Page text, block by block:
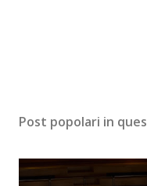
Post popolari in